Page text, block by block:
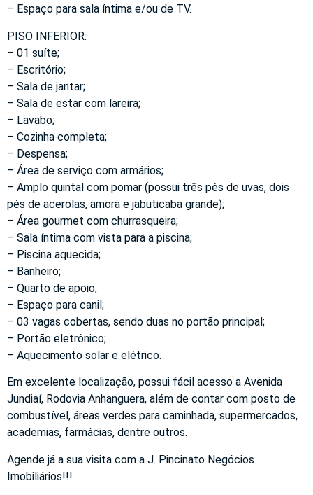
– Espaço para sala íntima e/ou de TV.
PISO INFERIOR:
– 01 suíte;
– Escritório;
– Sala de jantar;
– Sala de estar com lareira;
– Lavabo;
– Cozinha completa;
– Despensa;
– Área de serviço com armários;
– Amplo quintal com pomar (possui três pés de uvas, dois
pés de acerolas, amora e jabuticaba grande);
– Área gourmet com churrasqueira;
– Sala íntima com vista para a piscina;
– Piscina aquecida;
– Banheiro;
– Quarto de apoio;
– Espaço para canil;
– 03 vagas cobertas, sendo duas no portão principal;
– Portão eletrônico;
– Aquecimento solar e elétrico.
Em excelente localização, possui fácil acesso a Avenida
Jundiaí, Rodovia Anhanguera, além de contar com posto de
combustível, áreas verdes para caminhada, supermercados,
academias, farmácias, dentre outros.
Agende já a sua visita com a J. Pincinato Negócios
Imobiliários!!!